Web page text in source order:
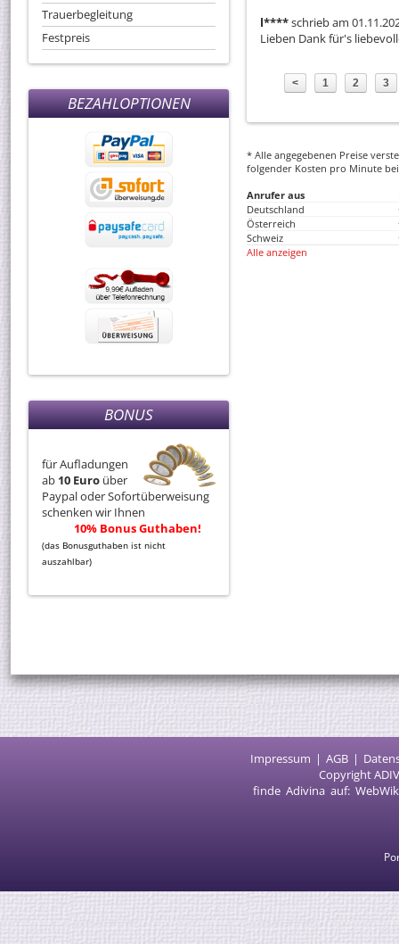
Trauerbegleitung
Festpreis
BEZAHLOPTIONEN
BONUS
für Aufladungen
ab 10 Euro über
Paypal oder Sofortüberweisung
schenken wir Ihnen
10% Bonus Guthaben!
(das Bonusguthaben ist nicht
auszahlbar)
l****schrieb am
Lieben Dank für's
< 1 2 3
* Alle angegebenen Preise
folgender Kosten pro Minute
Anrufer aus
Deutschland
Österreich
Schweiz
Alle anzeigen
Impressum AGB
Copyright
finde Adivina auf: